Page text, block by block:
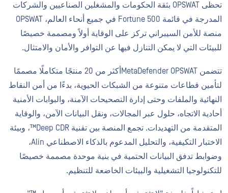
تحظى OPSWAT بثقة الحكومات والمشغلين الصناعيين والشركات
المدرجة في قائمة Fortune 500 في جميع أنحاء العالم، OPSWAT
منصة للأمن السيبراني تركز على الوقاية أولاً ومصممة خصيصًا
للبيئات التي لا يمكن التنازل فيها عن التوافر والأمان والامتثال.
تتضمن MetaDefender OPSWATأكثر من 20 منتجًا متكاملًا مصممًا
لتأمين قطاعات متنوعة من الشبكات الحيوية، بدءًا من أمن النقاط
النهائية والملفات وحتى إدارة التصحيحات الآمنة، والبوابات الأمنية
أحادية الاتجاه، حلول عبر المجالات، ونقل البيانات الآمن، والوقاية
المتقدمة من التهديدات. تجمع المنصة بين تقنية Deep CDR™، وبيئة
الاختبار التكيفية، والتحليل المدعوم بالذكاء الاصطناعي Alin،
وضوابط تدفق البيانات الحتمية في بنية موحدة مصممة خصيصًا
للتكنولوجيا التشغيلية والبيئات الخاضعة للتنظيم.